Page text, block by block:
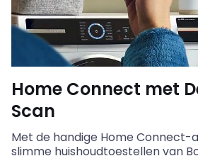
Home Connect met
Scan
Met de handige Home Connect-
slimme huishoudtoestellen van